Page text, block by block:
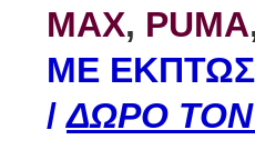
MAX, PUMA
ΜΕ
/ΔΩΡΟ ΤΟΝ